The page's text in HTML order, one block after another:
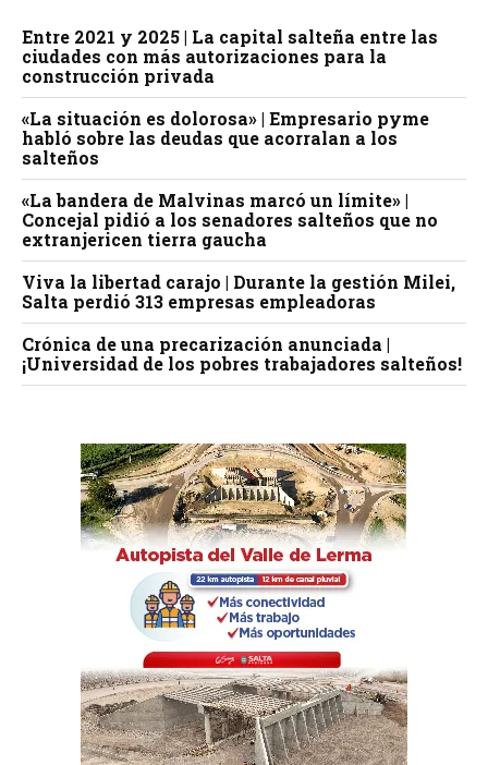
Entre 2021 y 2025 | La capital salteña entre las
ciudades con más autorizaciones para la
construcción privada
«La situación es dolorosa» | Empresario pyme
habló sobre las deudas que acorralan a los
salteños
«La bandera de Malvinas marcó un límite» |
Concejal pidió a los senadores salteños que no
extranjericen tierra gaucha
Viva la libertad carajo | Durante la gestión Milei,
Salta perdió 313 empresas empleadoras
Crónica de una precarización anunciada |
¡Universidad de los pobres trabajadores salteños!